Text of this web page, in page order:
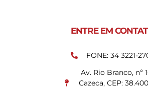
ENTRE EM
FONE: 34 3221-
Av. Rio Branco, nº
Cazeca, CEP: